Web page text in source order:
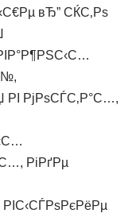
вЂ” СЌС‚Рѕ
РјРѕСЃС‚Р°С…,
РіРґРµ